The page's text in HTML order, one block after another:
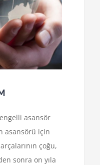
asansör
asansörü için
çoğu,
sonra on yıla